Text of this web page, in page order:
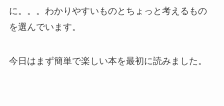
に。。。わかりやすいものとちょっと考えるもの
を選んでいます。
今日はまず簡単で楽しい本を最初に読みました。